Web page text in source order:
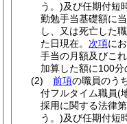
う。)及び任期付短
勤勉手当基礎額に
し、又は死亡した
た日現在。 次項に
手当の月額及びこ
加算した額に100
(2)
前項の職員のう
付フルタイム職員(
採用に関する法律
う。)及び任期付短